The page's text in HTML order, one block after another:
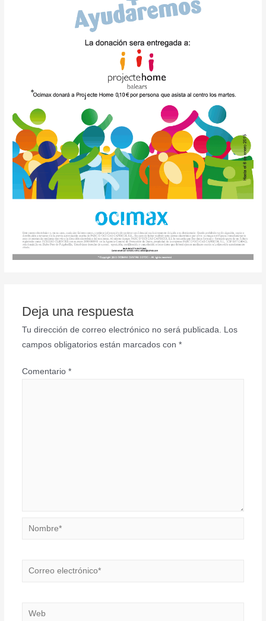
Deja una respuesta
Tu dirección de correo electrónico no será publicada.
Los
campos obligatorios están marcados con *
Comentario *
Nombre*
Correo
Web